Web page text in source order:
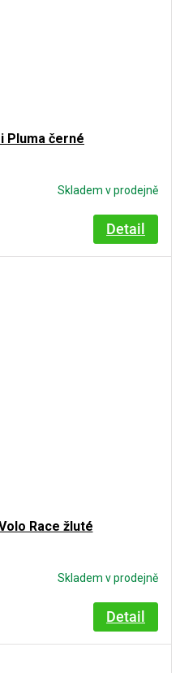
Pluma černé
Skladem v prodejně
Detail
Race žluté
Skladem v prodejně
Detail